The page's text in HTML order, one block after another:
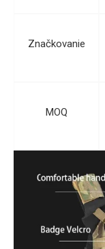
Značkovanie
MOQ